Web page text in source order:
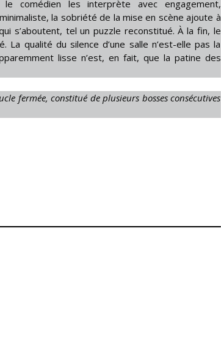
comédien les interprète avec engagement,
la sobriété de la mise en scène ajoute à
s’aboutent, tel un puzzle reconstitué. À la fin, le
La qualité du silence d’une salle n’est-elle pas la
lisse n’est, en fait, que la patine des
fermée, constitué de plusieurs bosses consécutives